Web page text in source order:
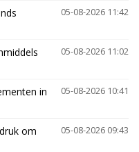
05-08-2026 11:42
05-08-2026 11:02
05-08-2026 10:41
in
05-08-2026 09:43
om